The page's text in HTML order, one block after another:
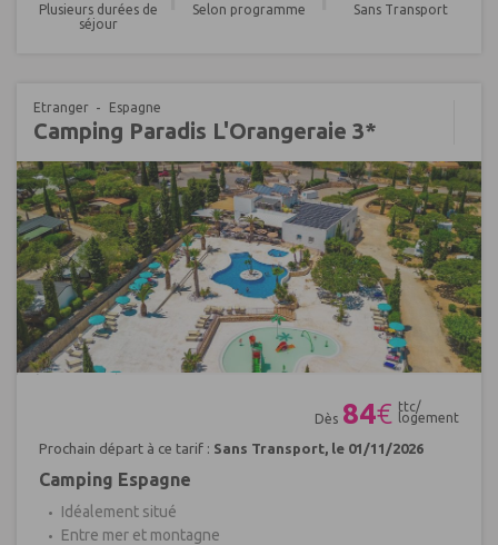
Plusieurs durées de
séjour
Selon programme Sans Transport
Etranger Espagne
Camping Paradis L'Orangeraie 3*
Dès 84€ ttc/
logement
Prochain départ à ce tarif : Sans Transport, le 01/11/2026
Camping Espagne
Idéalement situé
Entre mer et montagne